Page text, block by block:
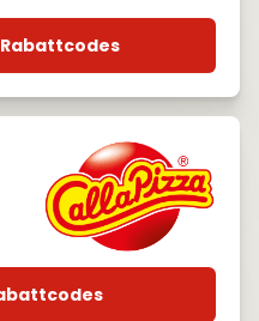
Rabattcodes